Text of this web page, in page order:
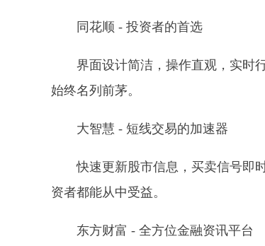
同花顺 - 投资者的首选
界面设计简洁，操作直观，实时
始终名列前茅。
大智慧 - 短线交易的加速器
快速更新股市信息，买卖信号即
资者都能从中受益。
东方财富 - 全方位金融资讯平台